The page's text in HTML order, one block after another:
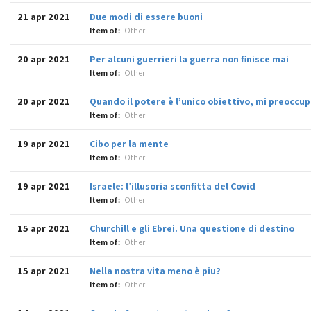
21 apr 2021 Due modi di essere buoni
Item of: Other
20 apr 2021 Per alcuni guerrieri la guerra non finisce mai
Item of: Other
20 apr 2021 Quando il potere è l’unico obiettivo, mi
Item of: Other
19 apr 2021 Cibo per la mente
Item of: Other
19 apr 2021 Israele: l’illusoria sconfitta del Covid
Item of: Other
15 apr 2021 Churchill e gli Ebrei. Una questione di destino
Item of: Other
15 apr 2021 Nella nostra vita meno è piu?
Item of: Other